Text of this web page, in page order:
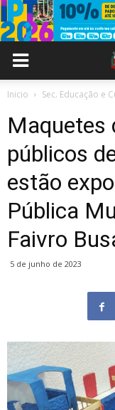
Inicio Sec. Educação e
Maquetes
públicos
estão
Pública
Faivro
5 de junho de 2023